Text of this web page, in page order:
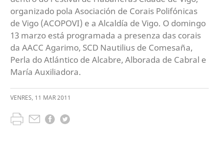
organizado pola Asociación de Corais Polifónicas
de Vigo (ACOPOVI) e a Alcaldía de Vigo. O domingo
13 marzo está programada a presenza das corais
da AACC Agarimo, SCD Nautilius de Comesaña,
Perla do Atlántico de Alcabre, Alborada de Cabral e
María Auxiliadora.
VENRES, 11 MAR2011